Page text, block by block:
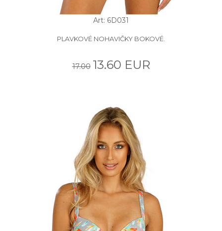
Art: 6D031
PLAVKOVÉ NOHAVIČKY BOKOVÉ.
17.00 13.60 EUR